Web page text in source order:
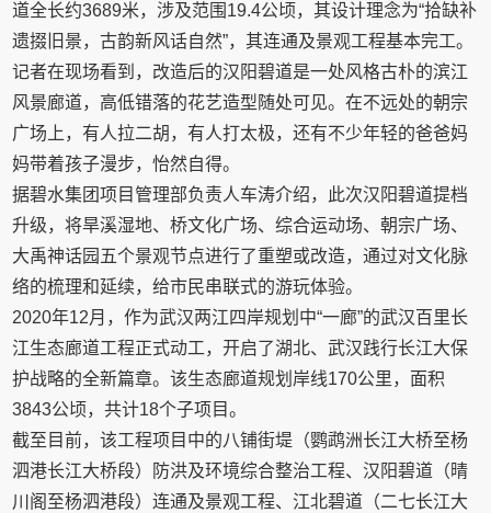
道全长约3689米，涉及范围19.4公顷，其设计理念为“拾缺补
遗掇旧景，古韵新风话自然”，其连通及景观工程基本完工。
记者在现场看到，改造后的汉阳碧道是一处风格古朴的滨江
风景廊道，高低错落的花艺造型随处可见。在不远处的朝宗
广场上，有人拉二胡，有人打太极，还有不少年轻的爸爸妈
妈带着孩子漫步，怡然自得。
据碧水集团项目管理部负责人车涛介绍，此次汉阳碧道提档
升级，将旱溪湿地、桥文化广场、综合运动场、朝宗广场、
大禹神话园五个景观节点进行了重塑或改造，通过对文化脉
络的梳理和延续，给市民串联式的游玩体验。
2020年12月，作为武汉两江四岸规划中“一廊”的武汉百里长
江生态廊道工程正式动工，开启了湖北、武汉践行长江大保
护战略的全新篇章。该生态廊道规划岸线170公里，面积
3843公顷，共计18个子项目。
截至目前，该工程项目中的八铺街堤（鹦鹉洲长江大桥至杨
泗港长江大桥段）防洪及环境综合整治工程、汉阳碧道（晴
川阁至杨泗港段）连通及景观工程、江北碧道（二七长江大